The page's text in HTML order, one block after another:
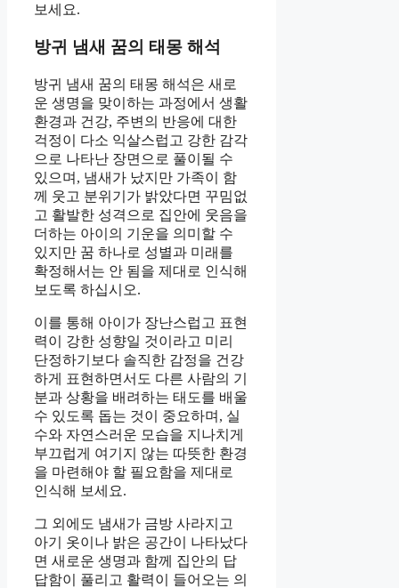
보세요.
방귀 냄새 꿈의 태몽 해석
방귀 냄새 꿈의 태몽 해석은 새로
운 생명을 맞이하는 과정에서 생활
환경과 건강, 주변의 반응에 대한
걱정이 다소 익살스럽고 강한 감각
으로 나타난 장면으로 풀이될 수
있으며, 냄새가 났지만 가족이 함
께 웃고 분위기가 밝았다면 꾸밈없
고 활발한 성격으로 집안에 웃음을
더하는 아이의 기운을 의미할 수
있지만 꿈 하나로 성별과 미래를
확정해서는 안 됨을 제대로 인식해
보도록 하십시오.
이를 통해 아이가 장난스럽고 표현
력이 강한 성향일 것이라고 미리
단정하기보다 솔직한 감정을 건강
하게 표현하면서도 다른 사람의 기
분과 상황을 배려하는 태도를 배울
수 있도록 돕는 것이 중요하며, 실
수와 자연스러운 모습을 지나치게
부끄럽게 여기지 않는 따뜻한 환경
을 마련해야 할 필요함을 제대로
인식해 보세요.
그 외에도 냄새가 금방 사라지고
아기 옷이나 밝은 공간이 나타났다
면 새로운 생명과 함께 집안의 답
답함이 풀리고 활력이 들어오는 의